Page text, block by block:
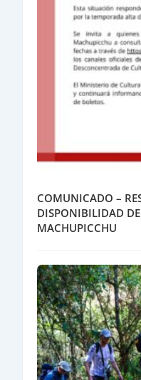
COMUNICADO –
DISPONIBILIDAD
MACHUPICCHU